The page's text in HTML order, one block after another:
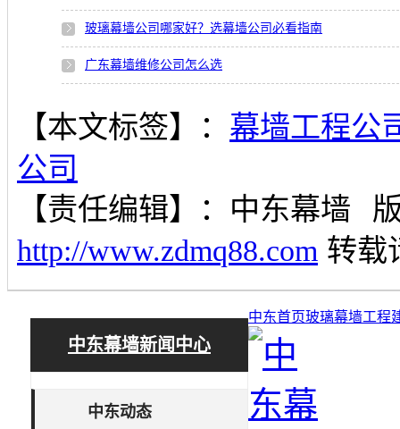
玻璃幕墙公司哪家好？选幕墙公司必看指南
广东幕墙维修公司怎么选
【本文标签】： 幕墙工程公
公司
【责任编辑】： 中东幕墙
http://www.zdmq88.com 转载
中东幕墙新闻中心
中东动态
中东首页玻璃幕墙工程